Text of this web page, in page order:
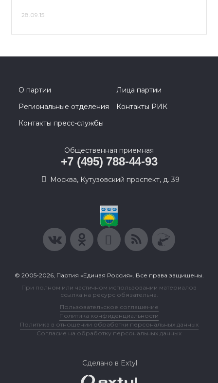
28.09.15
О партии
Лица партии
Региональные отделения
Контакты РИК
Контакты пресс-службы
Общественная приемная
+7 (495) 788-44-93
Москва, Кутузовский проспект, д. 39
© 2005-2026, Партия «Единая Россия». Все права защищены.
При полном или частичном использовании материалов
ссылка на ресурс обязательна.
Пользовательское соглашение
Политика конфиденциальности
Политика в отношении обработки персональных данных
Согласие на обработку персональных данных
Сделано в Extyl